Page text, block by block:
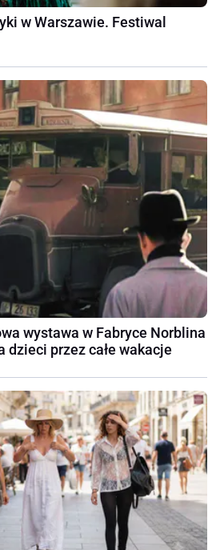
w Warszawie. Festiwal
wystawa w Fabryce Norblina
dzieci przez całe wakacje